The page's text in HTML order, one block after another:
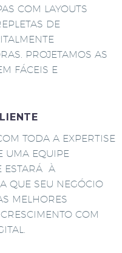
COM LAYOUTS
DE
PROJETAMOS AS
FÁCEIS E
TODA A EXPERTISE
UMA EQUIPE
ESTARÁ À
QUE SEU NEGÓCIO
MELHORES
COM